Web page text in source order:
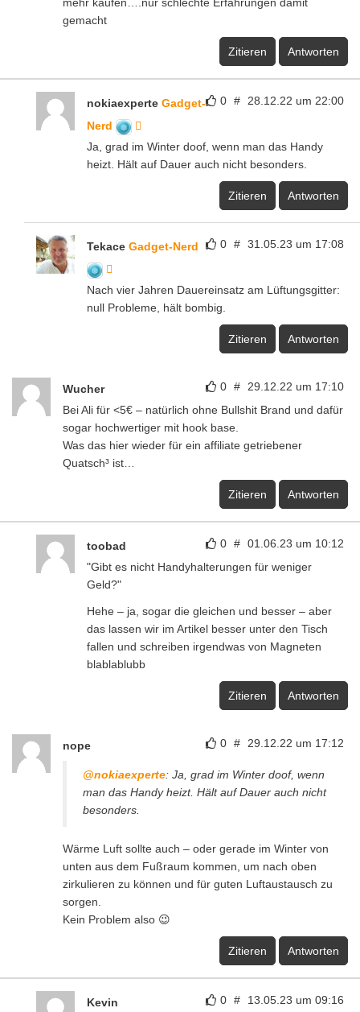
mehr kaufen….nur schlechte Erfahrungen damit
gemacht
Zitieren Antworten
0 # 28.12.22 um 22:00
nokiaexperte Gadget-
Nerd
Ja, grad im Winter doof, wenn man das Handy
heizt. Hält auf Dauer auch nicht besonders.
Zitieren Antworten
0 # 31.05.23 um 17:08
Tekace Gadget-Nerd
Nach vier Jahren Dauereinsatz am Lüftungsgitter:
null Probleme, hält bombig.
Zitieren Antworten
0 # 29.12.22 um 17:10
Wucher
Bei Ali für <5€ – natürlich ohne Bullshit Brand und dafür
sogar hochwertiger mit hook base.
Was das hier wieder für ein affiliate getriebener
Quatsch³ ist…
Zitieren Antworten
0 # 01.06.23 um 10:12
toobad
"Gibt es nicht Handyhalterungen für weniger
Geld?"
Hehe – ja, sogar die gleichen und besser – aber
das lassen wir im Artikel besser unter den Tisch
fallen und schreiben irgendwas von Magneten
blablablubb
Zitieren Antworten
0 # 29.12.22 um 17:12
nope
@nokiaexperte: Ja, grad im Winter doof, wenn
man das Handy heizt. Hält auf Dauer auch nicht
besonders.
Wärme Luft sollte auch – oder gerade im Winter von
unten aus dem Fußraum kommen, um nach oben
zirkulieren zu können und für guten Luftaustausch zu
sorgen.
Kein Problem also 😉
Zitieren Antworten
0 # 13.05.23 um 09:16
Kevin